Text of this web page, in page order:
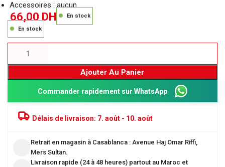
Accessoires : aucun.
66,00DH
En stock
En stock
Ajouter Au Panier
Commander rapidement sur WhatsApp
Délais de livraison: 7. août - 10. août
Retrait en magasin à Casablanca : Avenue Haj Omar Riffi,
Mers Sultan.
Livraison rapide (24 à 48 heures) partout au Maroc et